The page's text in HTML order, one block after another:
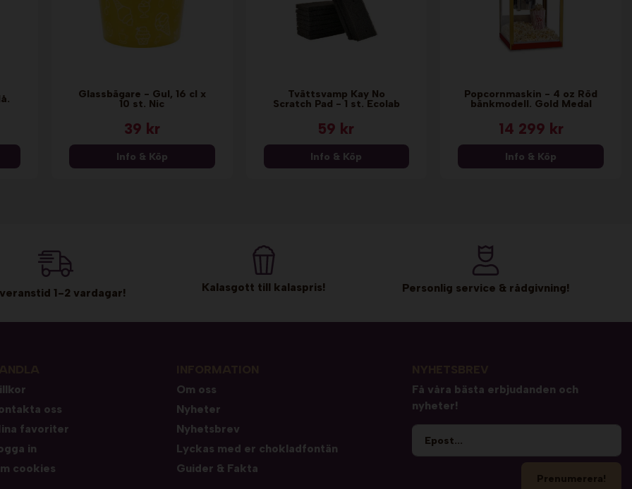
Glassbägare - Gul, 16 cl x
10 st. Nic
39 kr
Info & Köp
Tvättsvamp Kay No
Scratch Pad - 1 st. Ecolab
59 kr
Info & Köp
Popcornmaskin - 4 oz Röd
bänkmodell. Gold Medal
14 299 kr
Info & Köp
1-2 vardagar! Kalasgott till kalaspris! Personlig service & rådgivning!
oss
favoriter
in
cookies
Om oss
Nyheter
Nyhetsbrev
Lyckas med er chokladfontän
Guider & Fakta
Få våra bästa erbjudanden och
nyheter!
Prenumerera!